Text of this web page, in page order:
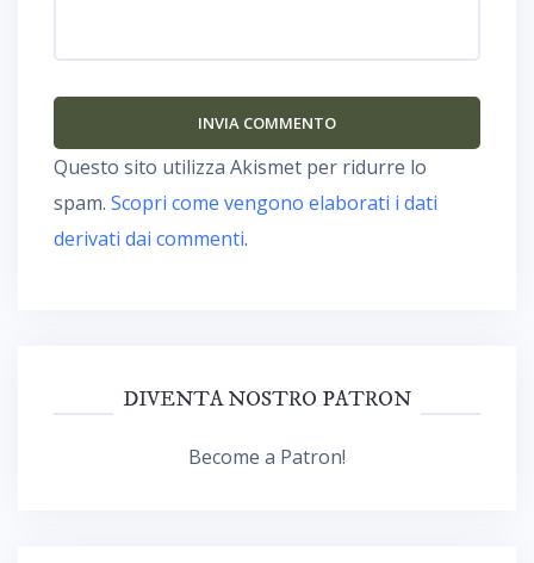
Questo sito utilizza Akismet per ridurre lo
spam. Scopri come vengono elaborati i dati
derivati dai commenti.
DIVENTA NOSTRO PATRON
Become a Patron!